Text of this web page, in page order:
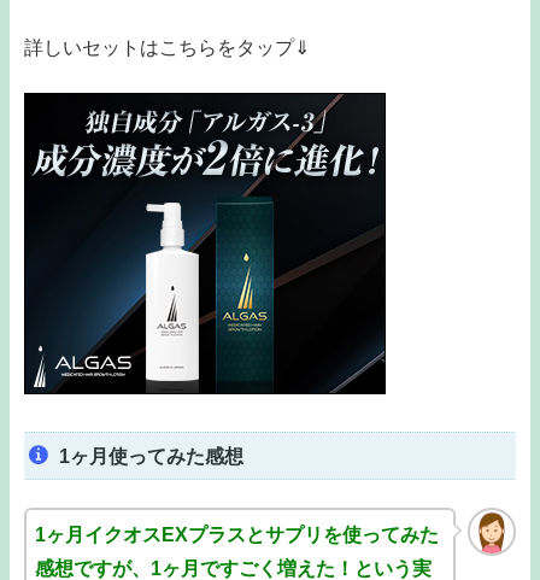
詳しいセットはこちらをタップ⇓
1ヶ月使ってみた感想
1ヶ月イクオスEXプラスとサプリを使ってみた
感想ですが、1ヶ月ですごく増えた！という実